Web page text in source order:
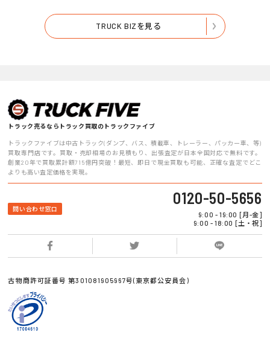
TRUCK BIZを見る
トラック売るならトラック買取のトラックファイブ
トラックファイブは中古トラック(ダンプ、バス、積載車、トレーラー、パッカー車、等)
買取専門店です。買取・売却相場のお見積もり、出張査定が日本全国対応で無料です。
創業20年で買取累計額715億円突破！最短、即日で現金買取も可能、正確な査定でどこ
よりも高い査定価格を実現。
問い合わせ窓口
0120-50-5656
9:00 - 19:00 [月-金]
9:00 - 18:00 [土・祝]
古物商許可証番号 第301081905967号(東京都公安員会)